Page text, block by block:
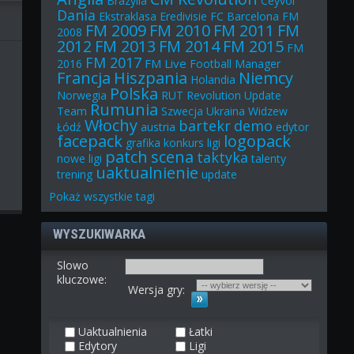
Dania Ekstraklasa Eredivisie FC Barcelona FM
2008 FM 2009 FM 2010 FM 2011 FM
2012 FM 2013 FM 2014 FM 2015 FM
2016 FM 2017 FM Live Football Manager
Francja Hiszpania Holandia Niemcy
Norwegia Polska RUT Revolution Update
Team Rumunia Szwecja Ukraina Widzew
Łódź Włochy austria bartekr demo edytor
facepack grafika konkurs ligi logopack
nowe ligi patch scena taktyka talenty
trening uaktualnienie update
Pokażwszystkie tagi
WYSZUKIWARKA
Slowo
kluczowe:
Wersja gry:
Uaktualnienia
Łatki
Edytory
Ligi